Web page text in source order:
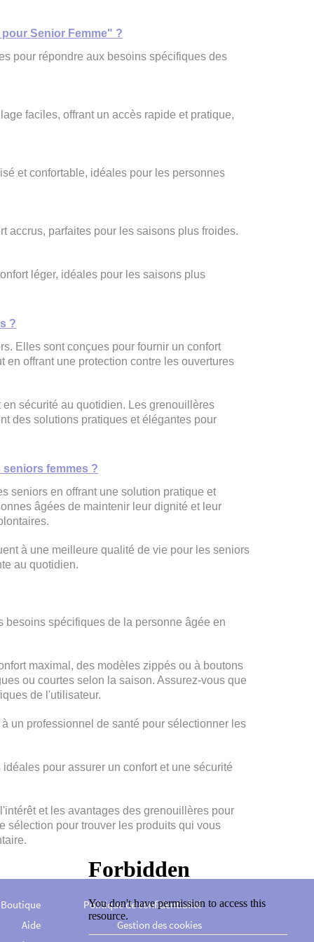
Senior Femme" ?
pour répondre aux besoins spécifiques des
faciles, offrant un accès rapide et pratique,
et confortable, idéales pour les personnes
accrus, parfaites pour les saisons plus froides.
léger, idéales pour les saisons plus
?
Elles sont conçues pour fournir un confort
offrant une protection contre les ouvertures
sécurité au quotidien. Les grenouillères
des solutions pratiques et élégantes pour
femmes ?
seniors en offrant une solution pratique et
âgées de maintenir leur dignité et leur
à une meilleure qualité de vie pour les seniors
au quotidien.
spécifiques de la personne âgée en
maximal, des modèles zippés ou à boutons
ou courtes selon la saison. Assurez-vous que
de l'utilisateur.
un professionnel de santé pour sélectionner les
pour assurer un confort et une sécurité
et les avantages des grenouillères pour
sélection pour trouver les produits qui vous
Boutique
Aide
Politique de confidentialité
Gestion des cookies